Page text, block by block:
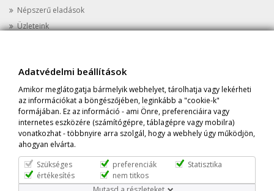
Népszerű eladások
Üzleteink
AZ ÜZLETRŐL
Cím:Prime Protein Astoria, 1052 Budapest, Károly krt 8 Fszt. 5.
Tel:+36-20-398-1647
Email:
info@primeprotein.eu
Adatvédelmi beállítások
Amikor meglátogatja bármelyik webhelyet, tárolhatja vagy lekérheti
az információkat a böngészőjében, leginkább a "cookie-k"
formájában. Ez az információ - ami Önre, preferenciáira vagy
internetes eszközére (számítógépre, táblagépre vagy mobilra)
vonatkozhat - többnyire arra szolgál, hogy a webhely úgy működjön,
ahogyan elvárta.
Szükséges
preferenciák
Statisztika
értékesítés
nem titkos